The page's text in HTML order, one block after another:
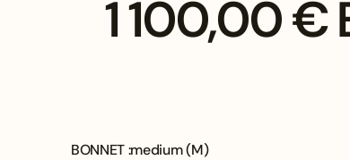
1 100,00 €
BONNET :medium (M)